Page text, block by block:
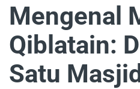
Mengenal
Qiblatain:
Satu